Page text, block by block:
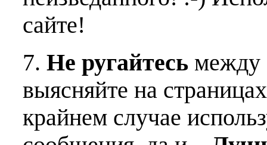
сайте!
7. Не ругайтесь между
выясняйте на
крайнем случае